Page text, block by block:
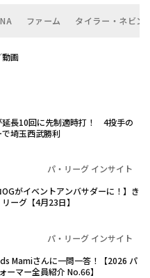
ファーム タイラー・ネビン
画
延長10回に先制適時打！ 4投手の
埼玉西武勝利
パ・リーグ インサイト
OGがイベントアンバサダーに！】き
ーグ【4月23日】
パ・リーグ インサイト
Mamiさんに一問一答！【2026 パ
ーマー全員紹介 No.66】